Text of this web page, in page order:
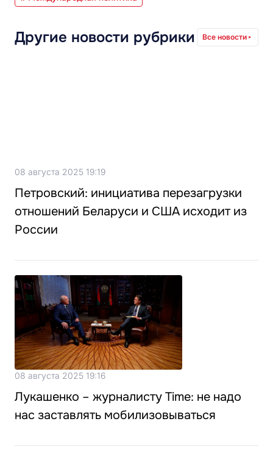
Другие новости рубрики Все новости
08 августа 2025 19:19
Петровский: инициатива перезагрузки
отношений Беларуси и США исходит из
России
08 августа 2025 19:16
Лукашенко – журналисту Time: не надо
нас заставлять мобилизовываться